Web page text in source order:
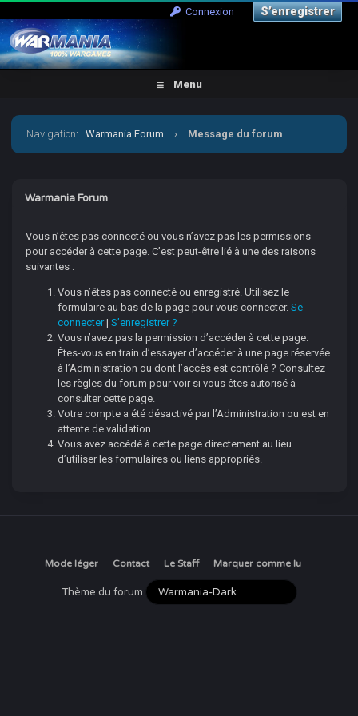
Connexion S’enregistrer
Menu
Navigation:Warmania Forum › Message du forum
Warmania Forum
Vous n’êtes pas connecté ou vous n’avez pas les permissions
pour accéder à cette page. C’est peut-être lié à une des raisons
suivantes :
Vous n’êtes pas connecté ou enregistré. Utilisez le
formulaire au bas de la page pour vous connecter.Se
connecter|S’enregistrer ?
Vous n’avez pas la permission d’accéder à cette page.
Êtes-vous en train d’essayer d’accéder à une page réservée
à l’Administration ou dont l’accès est contrôlé ? Consultez
les règles du forum pour voir si vous êtes autorisé à
consulter cette page.
Votre compte a été désactivé par l’Administration ou est en
attente de validation.
Vous avez accédé à cette page directement au lieu
d’utiliser les formulaires ou liens appropriés.
Mode léger Contact Le Staff Marquer comme lu
Thème du forum